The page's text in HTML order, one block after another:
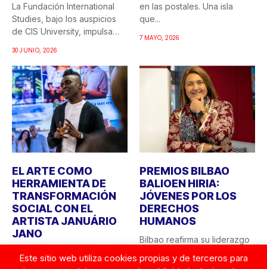
La Fundación International
Studies, bajo los auspicios
de CIS University, impulsa
30 JUNIO, 2026
en las postales. Una isla
que...
7 MAYO, 2026
EL ARTE COMO
HERRAMIENTA DE
TRANSFORMACIÓN
SOCIAL CON EL
ARTISTA JANUÁRIO
JANO
Robert F. Kennedy Human
PREMIOS BILBAO
BALIOEN HIRIA:
JÓVENES POR LOS
DERECHOS
HUMANOS
Bilbao reafirma su liderazgo
con los valores
Este sitio web utiliza cookies propias y de terceros para